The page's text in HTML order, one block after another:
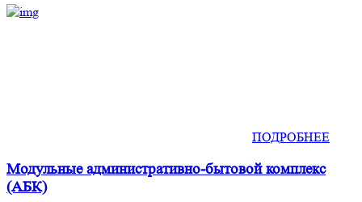
ПОДРОБНЕЕ
Модульные административно-бытовой комплекс
(АБК)